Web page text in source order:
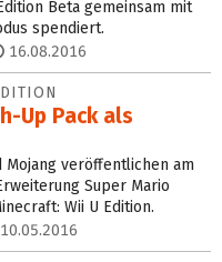
Beta gemeinsam mit
spendiert.
16.08.2016
Up Pack als
veröffentlichen am
Super Mario
Wii U Edition.
10.05.2016